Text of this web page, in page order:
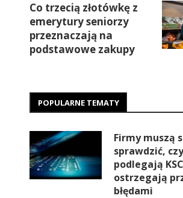
Co trzecią złotówkę z
emerytury seniorzy
przeznaczają na
podstawowe zakupy
POPULARNE TEMATY
Firmy muszą
sprawdzić, czy
podlegają
ostrzegają
błędami